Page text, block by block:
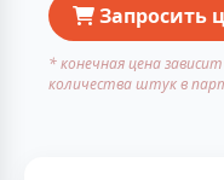
Запросить
* конечная цена
количества штук в